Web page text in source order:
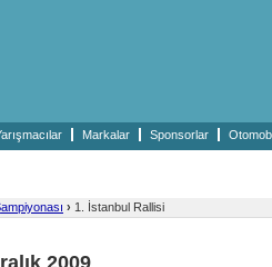
Markalar Sponsorlar
› 1. İstanbul Rallisi
2009